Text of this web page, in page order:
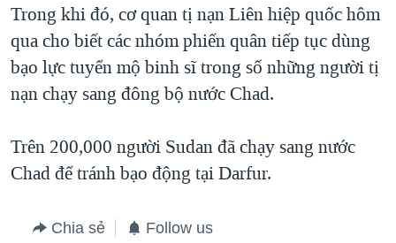
Trong khi đó, cơ quan tị nạn Liên hiệp quốc hôm
qua cho biết các nhóm phiến quân tiếp tục dùng
bạo lực tuyển mộ binh sĩ trong số những người tị
nạn chạy sang đông bộ nước Chad.
Trên 200,000 người Sudan đã chạy sang nước
Chad để tránh bạo động tại Darfur.
Chia sẻ Follow us